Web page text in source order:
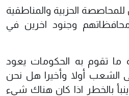
الحزبية والمناطقية
وجنود اخرين في
ما تقوم به الحكومات يعود
أولا وأخيرا هل نحن
بالخطر اذا كان هناك شيء